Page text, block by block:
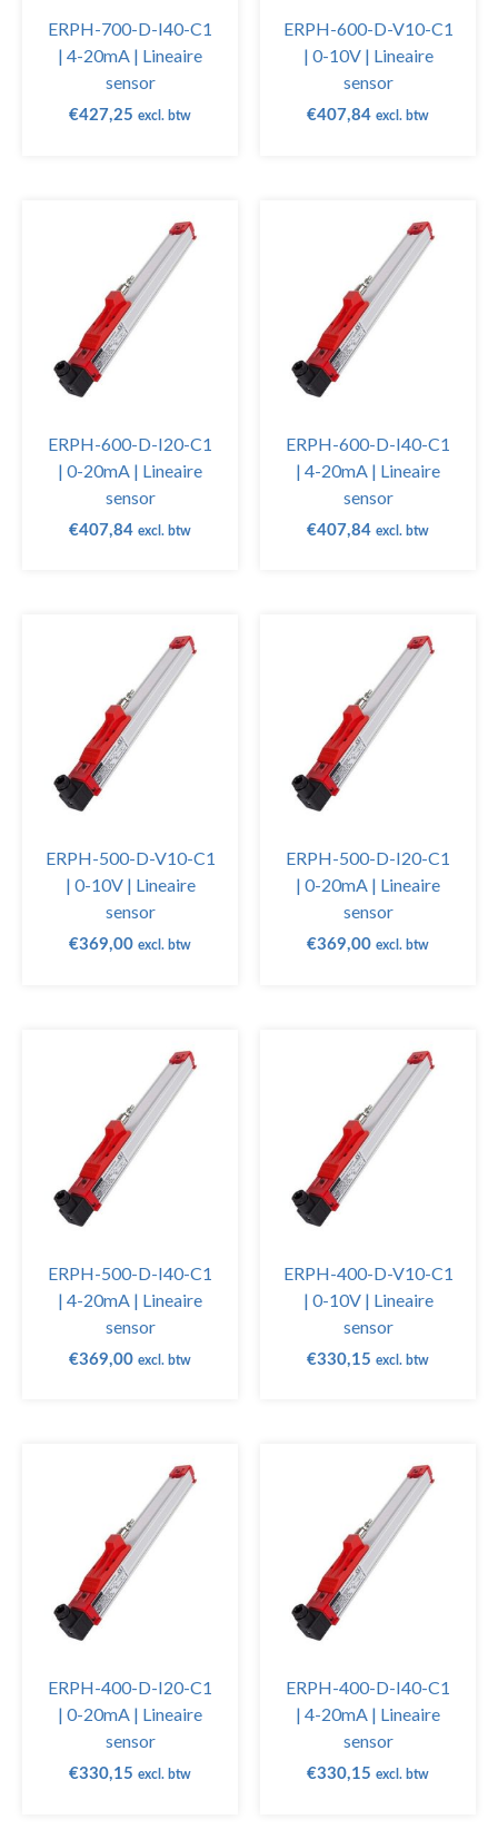
ERPH-700-D-I40-C1
| 4-20mA | Lineaire
sensor
€427,25 excl. btw
ERPH-600-D-V10-C1
| 0-10V | Lineaire
sensor
€407,84 excl. btw
ERPH-600-D-I20-C1
| 0-20mA | Lineaire
sensor
€407,84 excl. btw
ERPH-600-D-I40-C1
| 4-20mA | Lineaire
sensor
€407,84 excl. btw
ERPH-500-D-V10-C1
| 0-10V | Lineaire
sensor
€369,00 excl. btw
ERPH-500-D-I20-C1
| 0-20mA | Lineaire
sensor
€369,00 excl. btw
ERPH-500-D-I40-C1
| 4-20mA | Lineaire
sensor
€369,00 excl. btw
ERPH-400-D-V10-C1
| 0-10V | Lineaire
sensor
€330,15 excl. btw
ERPH-400-D-I20-C1
| 0-20mA | Lineaire
sensor
€330,15 excl. btw
ERPH-400-D-I40-C1
| 4-20mA | Lineaire
sensor
€330,15 excl. btw